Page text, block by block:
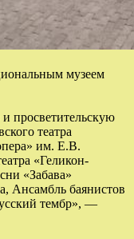
музеем
просветительскую
театра
им. Е.В.
«Геликон-
«Забава»
Ансамбль баянистов
тембр», —